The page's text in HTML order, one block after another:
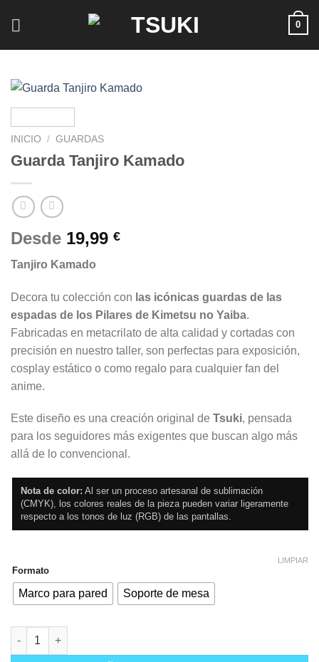
0
INICIO / GUARDAS
Guarda Tanjiro Kamado
Desde 19,99 €
Tanjiro Kamado
Decora tu colección con las icónicas guardas de las
espadas de los Pilares de Kimetsu no Yaiba.
Fabricadas en metacrilato de alta calidad y cortadas con
precisión en nuestro taller, son perfectas para exposición,
cosplay estático o como regalo para cualquier fan del
anime.
Este diseño es una creación original de Tsuki, pensada
para los seguidores más exigentes que buscan algo más
allá de lo convencional.
Nota de color: Al ser un proceso artesanal de sublimación
(CMYK), los colores reales de la pieza pueden variar ligeramente
respecto a los tonos de luz (RGB) de las pantallas.
Formato
Marco para pared Soporte de mesa
LIMPIAR
Guarda Tanjiro Kamado cantidad